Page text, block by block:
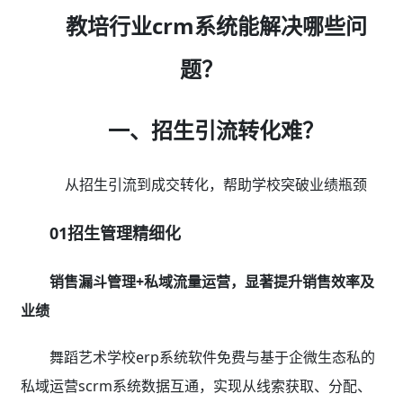
教培行业crm系统能解决哪些问
题？
一、招生引流转化难？
从招生引流到成交转化，帮助学校突破业绩瓶颈
01招生管理精细化
销售漏斗管理+私域流量运营，显著提升销售效率及
业绩
舞蹈艺术学校erp系统软件免费与基于企微生态私的
私域运营scrm系统数据互通，实现从线索获取、分配、